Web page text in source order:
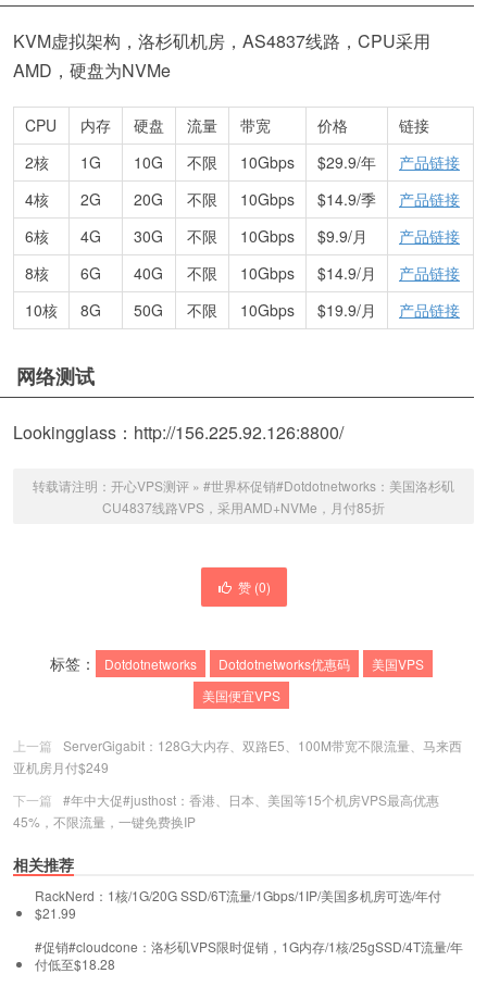
KVM虚拟架构，洛杉矶机房，AS4837线路，CPU采用
AMD，硬盘为NVMe
CPU 内存 硬盘 流量 带宽 价格
链接
2核
1G 10G 不限 10Gbps $29.9/年
产品链接
4核
2G 20G 不限 10Gbps $14.9/季
产品链接
6核
4G 30G 不限 10Gbps $9.9/月
产品链接
8核
6G 40G 不限 10Gbps $14.9/月
产品链接
10核
8G 50G 不限 10Gbps $19.9/月 产品链接
网络测试
Lookingglass：http://156.225.92.126:8800/
转载请注明： 开心VPS测评 » #世界杯促销#Dotdotnetworks：美国洛杉矶
CU4837线路VPS，采用AMD+NVMe，月付85折
赞 (0)
标签： Dotdotnetworks Dotdotnetworks优惠码
美国VPS
美国便宜VPS
上一篇
ServerGigabit：128G大内存、双路E5、100M带宽不限流量、马来西
亚机房月付$249
下一篇
#年中大促#justhost：香港、日本、美国等15个机房VPS最高优惠
45%，不限流量，一键免费换IP
相关推荐
RackNerd：1核/1G/20G SSD/6T流量/1Gbps/1IP/美国多机房可选/年付
$21.99
#促销#cloudcone：洛杉矶VPS限时促销，1G内存/1核/25gSSD/4T流量/年
付低至$18.28